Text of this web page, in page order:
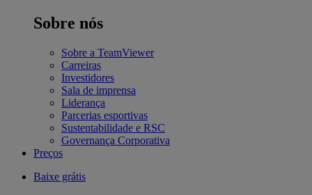
Sobre nós
Sobre a TeamViewer
Carreiras
Investidores
Sala de imprensa
Liderança
Parcerias esportivas
Sustentabilidade e RSC
Governança Corporativa
Preços
Baixe grátis